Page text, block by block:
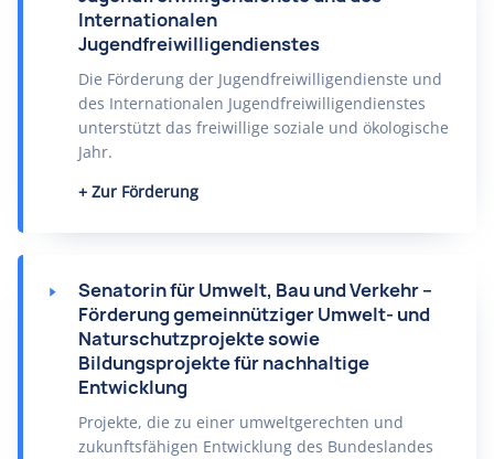
Internationalen
Jugendfreiwilligendienstes
Die Förderung der Jugendfreiwilligendienste und
des Internationalen Jugendfreiwilligendienstes
unterstützt das freiwillige soziale und ökologische
Jahr.
Zur Förderung
Senatorin für Umwelt, Bau und Verkehr –
Förderung gemeinnütziger Umwelt- und
Naturschutzprojekte sowie
Bildungsprojekte für nachhaltige
Entwicklung
Projekte, die zu einer umweltgerechten und
zukunftsfähigen Entwicklung des Bundeslandes